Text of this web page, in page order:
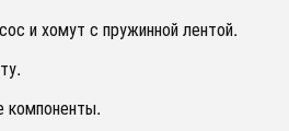
и хомут с пружинной лентой.
компоненты.